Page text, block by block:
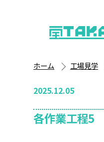
ホーム 工場見学
2025.12.05
各作業工程5